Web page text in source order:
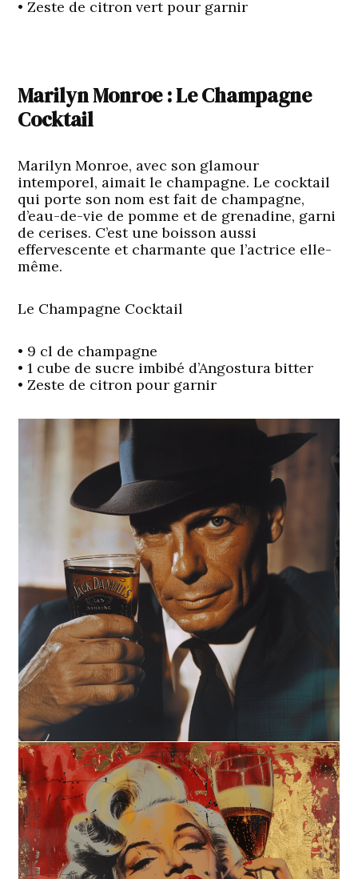
• Zeste de citron vert pour garnir
Marilyn Monroe : Le Champagne
Cocktail
Marilyn Monroe, avec son glamour
intemporel, aimait le champagne. Le cocktail
qui porte son nom est fait de champagne,
d’eau-de-vie de pomme et de grenadine, garni
de cerises. C’est une boisson aussi
effervescente et charmante que l’actrice elle-
même.
Le Champagne Cocktail
• 9 cl de champagne
• 1 cube de sucre imbibé d’Angostura bitter
• Zeste de citron pour garnir